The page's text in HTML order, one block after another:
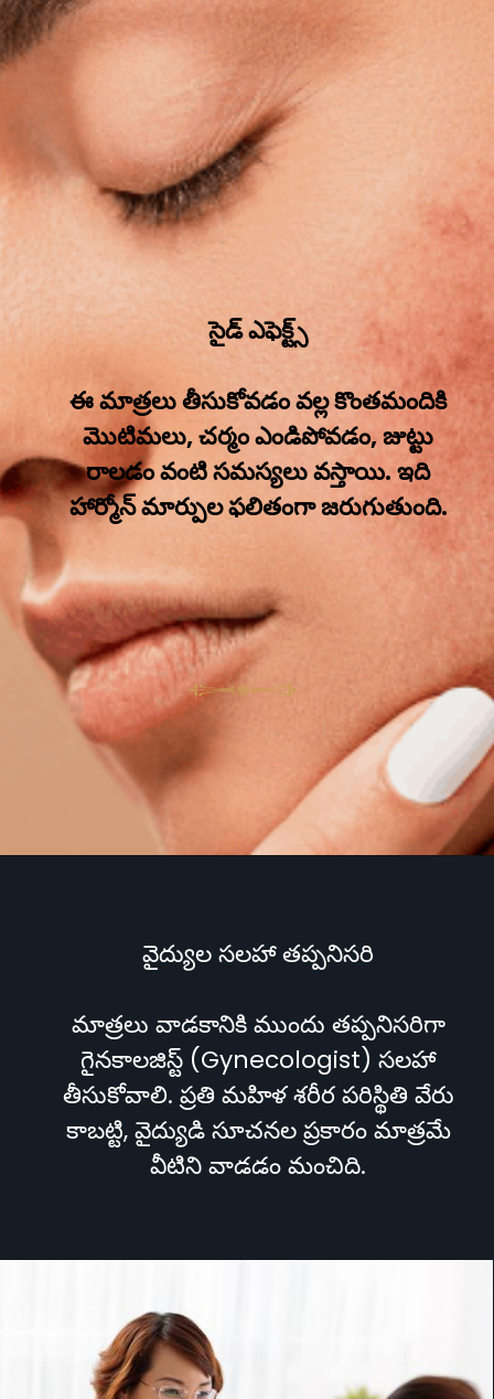
సైడ్ ఎఫెక్ట్స్
ఈ మాత్రలు తీసుకోవడం వల్ల కొంతమందికి
మొటిమలు, చర్మం ఎండిపోవడం, జుట్టు
రాలడం వంటి సమస్యలు వస్తాయి. ఇది
హార్మోన్ మార్పుల ఫలితంగా జరుగుతుంది.
వైద్యుల సలహా తప్పనిసరి
మాత్రలు వాడకానికి ముందు తప్పనిసరిగా
గైనకాలజిస్ట్ (Gynecologist) సలహా
తీసుకోవాలి. ప్రతి మహిళ శరీర పరిస్థితి వేరు
కాబట్టి, వైద్యుడి సూచనల ప్రకారం మాత్రమే
వీటిని వాడడం మంచిది.